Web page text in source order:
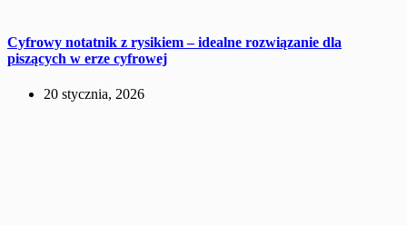
Cyfrowy notatnik z rysikiem – idealne rozwiązanie dla
piszących w erze cyfrowej
20 stycznia, 2026